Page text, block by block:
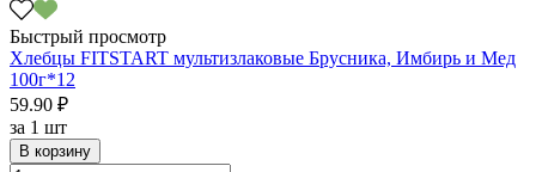
Быстрый просмотр
Хлебцы FITSTART мультизлаковые Брусника, Имбирь и Мед
100г*12
59.90 ₽
за 1 шт
В корзину